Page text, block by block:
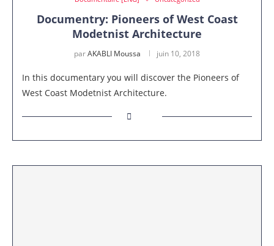
Documentry: Pioneers of West Coast
Modetnist Architecture
parAKABLI Moussa juin 10, 2018
In this documentary you will discover the Pioneers of
West Coast Modetnist Architecture.